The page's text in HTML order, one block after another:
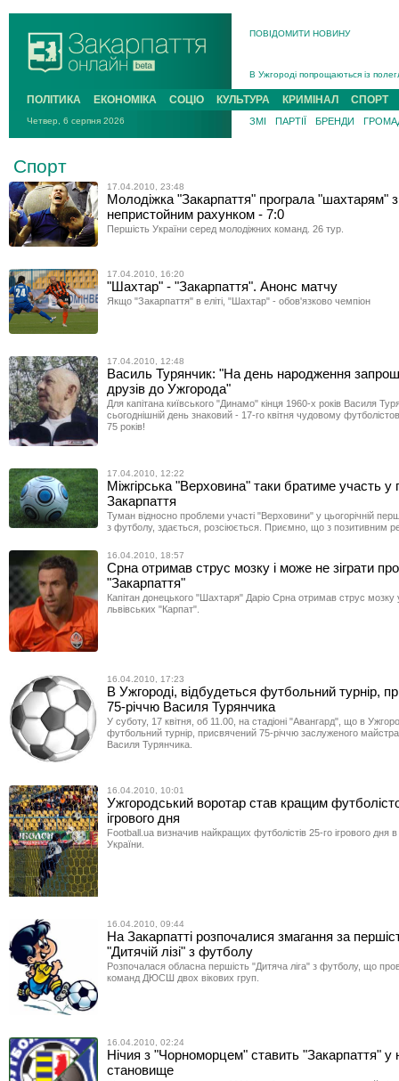
ПОВІДОМИТИ НОВИНУ
Підтвердили загибель
На війні з рф поліг військовий з
ПОЛІТИКА ЕКОНОМІКА СОЦІО КУЛЬТУРА КРИМІНАЛ СПОРТ
Четвер, 6 серпня 2026 ЗМІ ПАРТІЇ БРЕНДИ
Спорт
17.04.2010, 23:48
Молодіжка "Закарпаття" програла "шахтарям" з
непристойним рахунком - 7:0
Першість України серед молодіжних команд. 26 тур.
17.04.2010, 16:20
"Шахтар" - "Закарпаття". Анонс матчу
Якщо "Закарпаття" в еліті, "Шахтар" - обов'язково чемпіон
17.04.2010, 12:48
Василь Турянчик: "На день народження
друзів до Ужгорода"
Для капітана київського "Динамо" кінця 1960-х років Василя
сьогоднішній день знаковий - 17-го квітня чудовому
75 років!
17.04.2010, 12:22
Міжгірська "Верховина" таки братиме участь у
Закарпаття
Туман відносно проблеми участі "Верховини" у цьогорічній
з футболу, здається, розсіюється. Приємно, що з позитивним
16.04.2010, 18:57
Срна отримав струс мозку і може не зіграти
"Закарпаття"
Капітан донецького "Шахтаря" Даріо Срна отримав струс мозку
львівських "Карпат".
16.04.2010, 17:23
В Ужгороді, відбудеться футбольний турнір,
75-річчю Василя Турянчика
У суботу, 17 квітня, об 11.00, на стадіоні "Авангард", що в
футбольний турнір, присвячений 75-річчю заслуженого
Василя Турянчика.
16.04.2010, 10:01
Ужгородський воротар став кращим
ігрового дня
Football.ua визначив найкращих футболістів 25-го ігрового дня в
України.
16.04.2010, 09:44
На Закарпатті розпочалися змагання за
"Дитячій лізі" з футболу
Розпочалася обласна першість "Дитяча ліга" з футболу, що
команд ДЮСШ двох вікових груп.
16.04.2010, 02:24
Нічия з "Чорноморцем" ставить "Закарпаття" у
становище